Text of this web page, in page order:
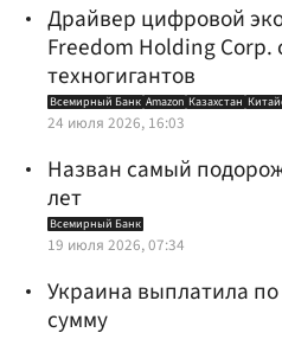
Драйвер цифровой
Freedom Holding Corp.
техногигантов
Всемирный Банк Amazon Казахстан
24 июля 2026, 16:03
Назван самый
лет
Всемирный Банк
19 июля 2026, 07:34
Украина выплатила
сумму